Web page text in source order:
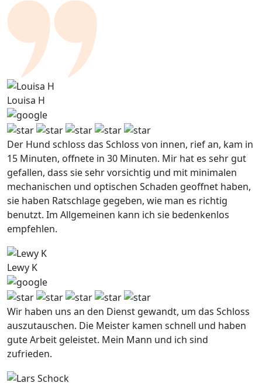
Louisa H
Der Hund schloss das Schloss von innen, rief an, kam in
15 Minuten, offnete in 30 Minuten. Mir hat es sehr gut
gefallen, dass sie sehr vorsichtig und mit minimalen
mechanischen und optischen Schaden geoffnet haben,
sie haben Ratschlage gegeben, wie man es richtig
benutzt. Im Allgemeinen kann ich sie bedenkenlos
empfehlen.
Lewy K
Wir haben uns an den Dienst gewandt, um das Schloss
auszutauschen. Die Meister kamen schnell und haben
gute Arbeit geleistet. Mein Mann und ich sind
zufrieden.